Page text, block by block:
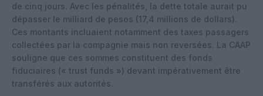
de cinq jours. Avec les pénalités, la dette totale aurait pu
dépasser le milliard de pesos (17,4 millions de dollars).
Ces montants incluaient notamment des taxes passagers
collectées par la compagnie mais non reversées. La CAAP
souligne que ces sommes constituent des fonds
fiduciaires (« trust funds ») devant impérativement être
transférés aux autorités.